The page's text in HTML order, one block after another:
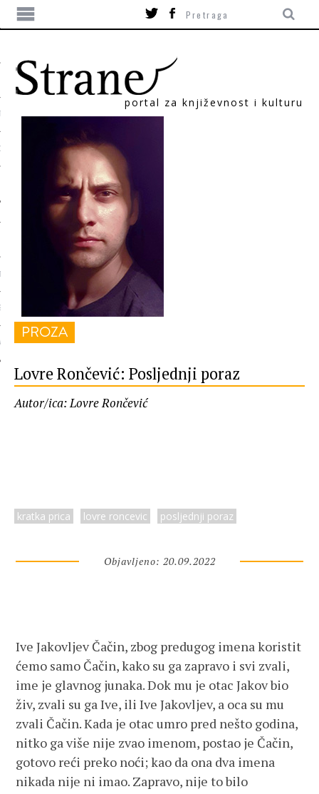
portal za književnost i kulturu
PROZA
Lovre Rončević: Posljednji poraz
Autor/ica: Lovre Rončević
kratka prica lovre roncevic posljednji poraz
Objavljeno: 20.09.2022
Ive Jakovljev Čačin, zbog predugog imena koristit
ćemo samo Čačin, kako su ga zapravo i svi zvali,
ime je glavnog junaka. Dok mu je otac Jakov bio
živ, zvali su ga Ive, ili Ive Jakovljev, a oca su mu
zvali Čačin. Kada je otac umro pred nešto godina,
nitko ga više nije zvao imenom, postao je Čačin,
gotovo reći preko noći; kao da ona dva imena
nikada nije ni imao. Zapravo, nije to bilo